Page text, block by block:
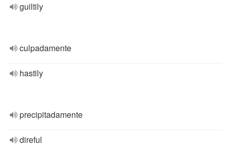
guiltily
culpadamente
hastily
precipitadamente
direful